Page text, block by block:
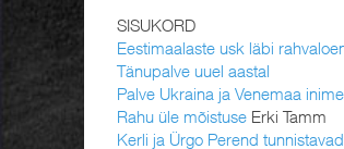
SISUKORD
Eestimaalaste usk läbi
Tänupalve uuel aastal
Palve Ukraina ja Venemaa
Rahu üle mõistuse Erki Tamm
Kerli ja Ürgo Perend